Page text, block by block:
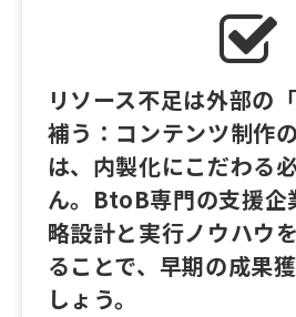
リソース不足は外部の
補う：コンテンツ制作
は、内製化にこだわる
ん。BtoB専門の支援企
略設計と実行ノウハウ
ることで、早期の成果
しょう。